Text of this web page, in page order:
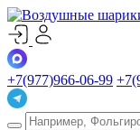
+7(977)966-06-99